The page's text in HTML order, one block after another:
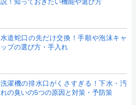
水道蛇口の先だけ交換！手順や泡沫キャ
ップの選び方・手入れ
洗濯機の排水口がくさすぎる！下水・汚
れの臭いの5つの原因と対策・予防策